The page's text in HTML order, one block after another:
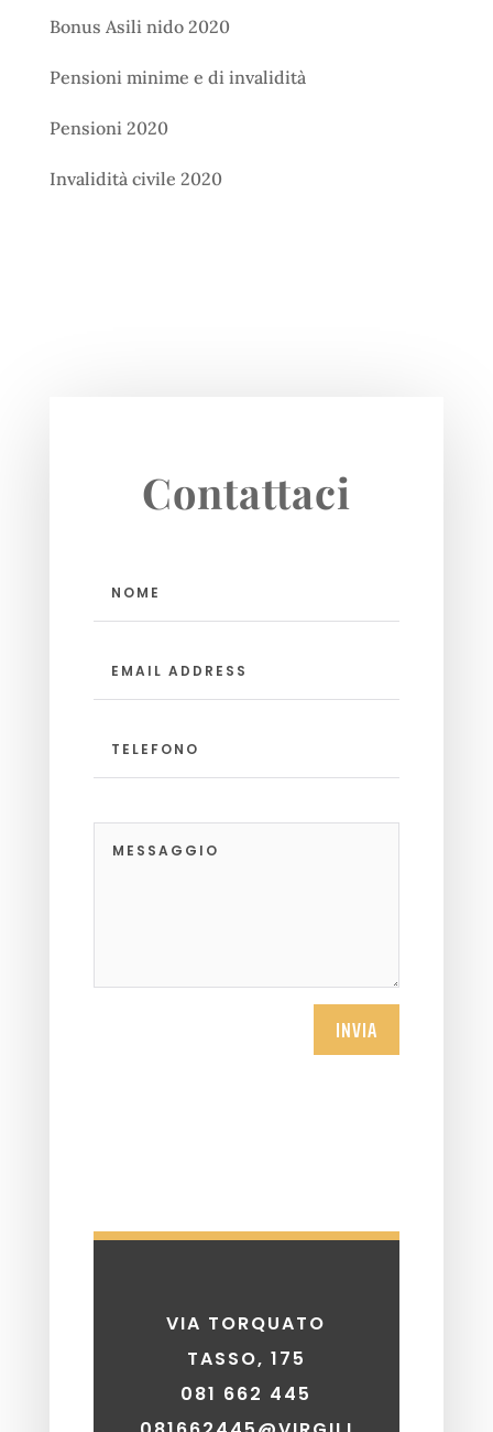
Bonus Asili nido 2020
Pensioni minime e di invalidità
Pensioni 2020
Invalidità civile 2020
Contattaci
INVIA
VIA TORQUATO
TASSO, 175
081 662 445